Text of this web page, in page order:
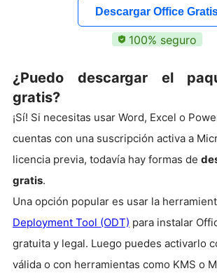
Descargar Office
100% seguro
¿Puedo descargar el
gratis?
¡Sí! Si necesitas usar Word, Excel o
cuentas con una suscripción activa a
licencia previa, todavía hay formas de
gratis.
Una opción popular es usar la
Deployment Tool (ODT) para instalar
gratuita y legal. Luego puedes activarlo
válida o con herramientas como KMS o